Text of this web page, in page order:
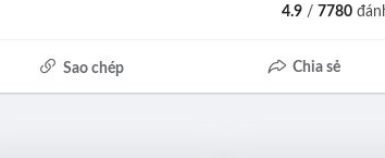
4.9 / 7780
Sao chép Chia sẻ